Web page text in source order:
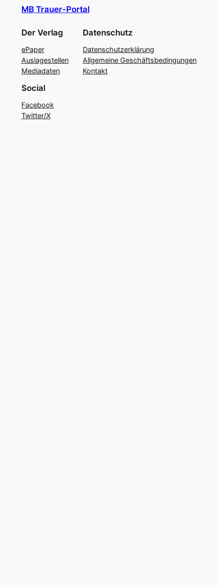
MB Trauer-Portal
Der Verlag
ePaper
Auslagestellen
Mediadaten
Datenschutz
Datenschutzerklärung
Allgemeine Geschäftsbedingungen
Kontakt
Social
Facebook
Twitter/X